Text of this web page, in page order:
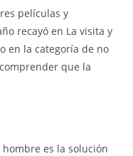
películas y
recayó en La visita y
en la categoría de no
que la
es la solución